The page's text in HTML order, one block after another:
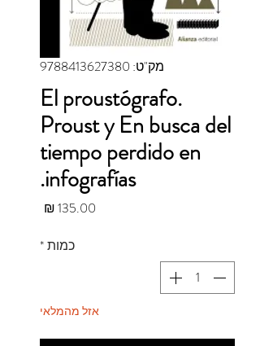
מק"ט: 9788413627380
El proustógrafo.
Proust y En busca del
tiempo perdido en
infografías.
כמות*
אזל מהמלאי